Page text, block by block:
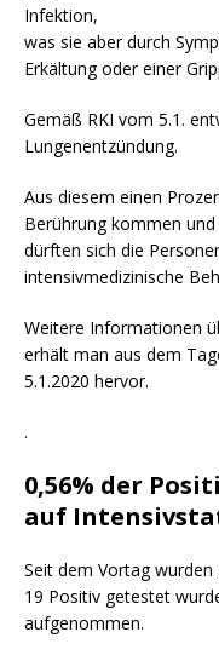
Infektion,
was sie aber durch
Erkältung oder einer
Gemäß RKI vom 5.1.
Lungenentzündung.
Aus diesem einen
Berührung kommen
dürften sich die
intensivmedizinische
Weitere Informationen
erhält man aus dem
5.1.2020 hervor.
.
0,56% der
auf
Seit dem Vortag
19 Positiv getestet
aufgenommen.